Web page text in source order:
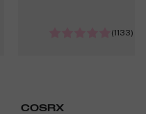
(1133)
COSRX